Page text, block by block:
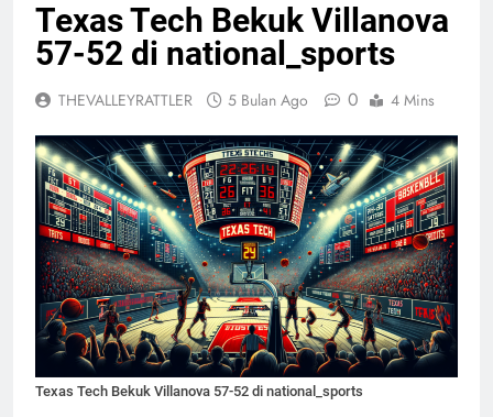
Texas Tech Bekuk Villanova
57-52 di national_sports
THEVALLEYRATTLER 5 Bulan Ago 0 4 Mins
Texas Tech Bekuk Villanova 57-52 di national_sports